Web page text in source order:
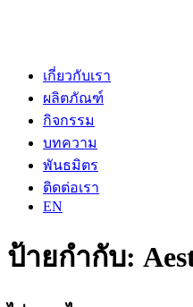
เกี่ยวกับเรา
ผลิตภัณฑ์
กิจกรรม
บทความ
พันธมิตร
ติดต่อเรา
EN
ป้ายกำกับ: